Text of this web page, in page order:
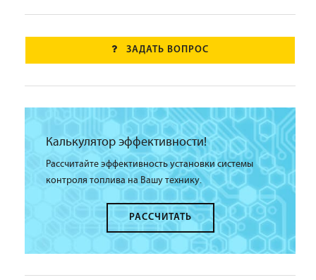
ЗАДАТЬ ВОПРОС
Калькулятор эффективности!
Рассчитайте эффективность установки системы
контроля топлива на Вашу технику.
РАССЧИТАТЬ